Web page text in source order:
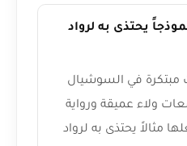
يحتذى به لرواد
مبتكرة في السوشيال
ولاء عميقة ورواية
مثالاً يحتذى به لرواد